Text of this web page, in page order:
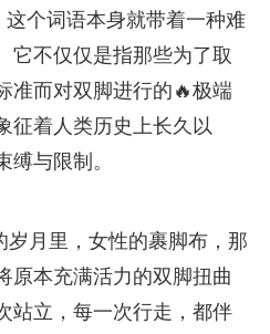
这个词语本身就带着一种难
它不仅仅是指那些为了取
准而对双脚进行的🔥极端
征着人类历史上长久以
与限制。
岁月里，女性的裹脚布，那
原本充满活力的双脚扭曲
站立，每一次行走，都伴